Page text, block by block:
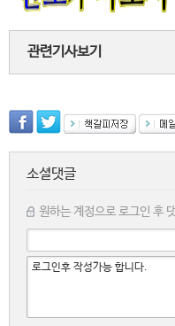
관련기사보기
소셜댓글
원하는 계정으로 로그인 후